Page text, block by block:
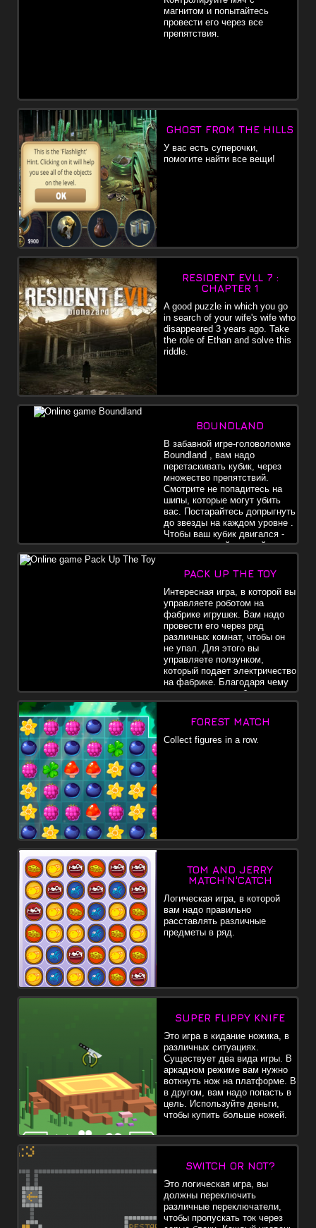
магнитом и попытайтесь
провести его через все
препятствия.
GHOST FROM THE HILLS
У вас есть суперочки,
помогите найти все вещи!
RESIDENT EVLL 7 :
CHAPTER 1
A good puzzle in which you go
in search of your wife's wife who
disappeared 3 years ago. Take
the role of Ethan and solve this
riddle.
BOUNDLAND
В забавной игре-головоломке
Boundland , вам надо
перетаскивать кубик, через
множество препятствий.
Смотрите не попадитесь на
шипы, которые могут убить
вас. Постарайтесь допрыгнуть
до звезды на каждом уровне .
Чтобы ваш кубик двигался -
потяните левой кнопкой мыши,
прицелитесь и отпустите - как катапульту. Ваш персонаж будет
отскакивать от стенок. Используйте логику и умение, чтобы
выжить на каждом уровне, и найти выход. Вы можете играть в
режиме миссии, или в аркадном режиме. Следите за злыми
боссами. Ваша цель - собрать драгоценные камни.
PACK UP THE TOY
Интересная игра, в которой вы
управляете роботом на
фабрике игрушек. Вам надо
провести его через ряд
различных комнат, чтобы он
не упал. Для этого вы
управляете ползунком,
который подает электричество
на фабрике. Благодаря чему
все механизмы работают
быстрее, или совсем останавливаются.
FOREST MATCH
Collect figures in a row.
TOM AND JERRY
MATCH'N'CATCH
Логическая игра, в которой
вам надо правильно
расставлять различные
предметы в ряд.
SUPER FLIPPY KNIFE
Это игра в кидание ножика, в
различных ситуациях.
Существует два вида игры. В
аркадном режиме вам нужно
воткнуть нож на платформе. В
в другом, вам надо попасть в
цель. Используйте деньги,
чтобы купить больше ножей.
SWITCH OR NOT?
Это логическая игра, вы
должны переключить
различные переключатели,
чтобы пропускать ток через